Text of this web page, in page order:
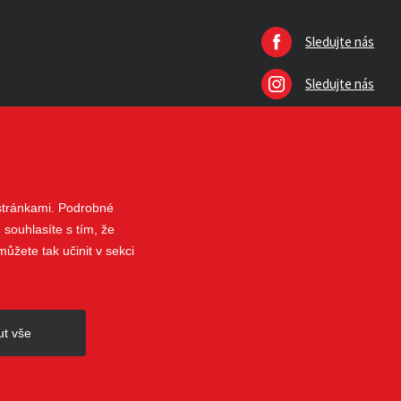
Sledujte nás
Sledujte nás
Podrobné
souhlasíte s tím, že
tak učinit v sekci
vše